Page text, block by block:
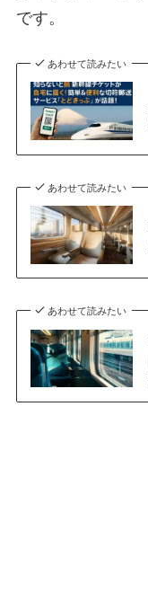
です。
あわせて読みたい
あわせて読みたい
あわせて読みたい